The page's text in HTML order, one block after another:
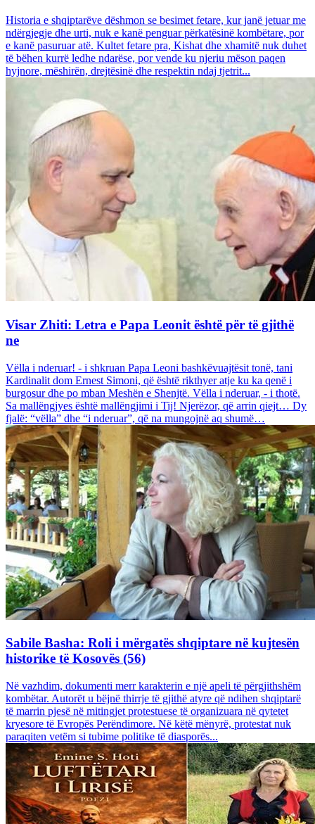
Historia e shqiptarëve dëshmon se besimet fetare, kur janë jetuar me
ndërgjegje dhe urti, nuk e kanë penguar përkatësinë kombëtare, por
e kanë pasuruar atë. Kultet fetare pra, Kishat dhe xhamitë nuk duhet
të bëhen kurrë ledhe ndarëse, por vende ku njeriu mëson paqen
hyjnore, mëshirën, drejtësinë dhe respektin ndaj tjetrit...
Visar Zhiti: Letra e Papa Leonit është për të gjithë
ne
Vëlla i nderuar! - i shkruan Papa Leoni bashkëvuajtësit tonë, tani
Kardinalit dom Ernest Simoni, që është rikthyer atje ku ka qenë i
burgosur dhe po mban Meshën e Shenjtë. Vëlla i nderuar, - i thotë.
Sa mallëngjyes është mallëngjimi i Tij! Njerëzor, që arrin qiejt… Dy
fjalë: “vëlla” dhe “i nderuar”, që na mungojnë aq shumë…
Sabile Basha: Roli i mërgatës shqiptare në kujtesën
historike të Kosovës (56)
Në vazhdim, dokumenti merr karakterin e një apeli të përgjithshëm
kombëtar. Autorët u bëjnë thirrje të gjithë atyre që ndihen shqiptarë
të marrin pjesë në mitingjet protestuese të organizuara në qytetet
kryesore të Evropës Perëndimore. Në këtë mënyrë, protestat nuk
paraqiten vetëm si tubime politike të diasporës...